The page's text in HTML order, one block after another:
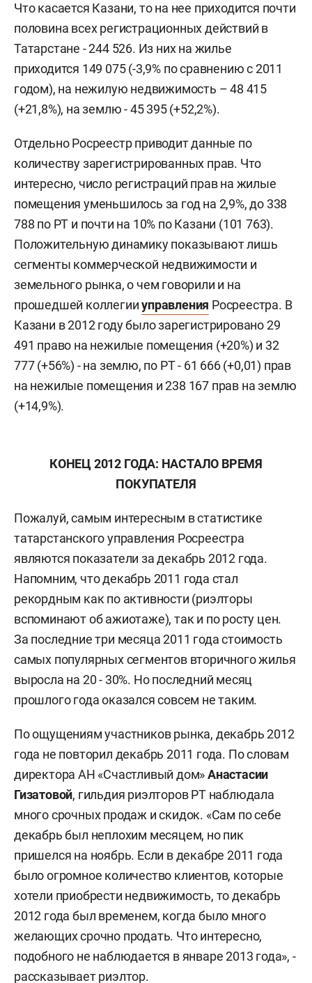
Что касается Казани, то на нее приходится почти
половина всех регистрационных действий в
Татарстане - 244 526. Из них на жилье
приходится 149 075 (-3,9% по сравнению с 2011
годом), на нежилую недвижимость – 48 415
(+21,8%), на землю - 45 395 (+52,2%).
Отдельно Росреестр приводит данные по
количеству зарегистрированных прав. Что
интересно, число регистраций прав на жилые
помещения уменьшилось за год на 2,9%, до 338
788 по РТ и почти на 10% по Казани (101 763).
Положительную динамику показывают лишь
сегменты коммерческой недвижимости и
земельного рынка, о чем говорили и на
прошедшей коллегииуправления Росреестра. В
Казани в 2012 году было зарегистрировано 29
491 право на нежилые помещения (+20%) и 32
777 (+56%) - на землю, по РТ - 61 666 (+0,01) прав
на нежилые помещения и 238 167 прав на землю
(+14,9%).
КОНЕЦ 2012 ГОДА: НАСТАЛО ВРЕМЯ
ПОКУПАТЕЛЯ
Пожалуй, самым интересным в статистике
татарстанского управления Росреестра
являются показатели за декабрь 2012 года.
Напомним, что декабрь 2011 года стал
рекордным как по активности (риэлторы
вспоминают об ажиотаже), так и по росту цен.
За последние три месяца 2011 года стоимость
самых популярных сегментов вторичного жилья
выросла на 20 - 30%. Но последний месяц
прошлого года оказался совсем не таким.
По ощущениям участников рынка, декабрь 2012
года не повторил декабрь 2011 года. По словам
директора АН «Счастливый дом»Анастасии
Гизатовой, гильдия риэлторов РТ наблюдала
много срочных продаж и скидок. «Сам по себе
декабрь был неплохим месяцем, но пик
пришелся на ноябрь. Если в декабре 2011 года
было огромное количество клиентов, которые
хотели приобрести недвижимость, то декабрь
2012 года был временем, когда было много
желающих срочно продать. Что интересно,
подобного не наблюдается в январе 2013 года», -
рассказывает риэлтор.